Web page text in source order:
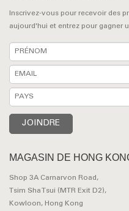
Inscrivez-vous pour recevoir des
aujourd'hui et entrez pour gagner
MAGASIN DE HONG
Shop 3A Carnarvon Road,
Tsim Sha Tsui (MTR Exit D2),
Kowloon, Hong Kong